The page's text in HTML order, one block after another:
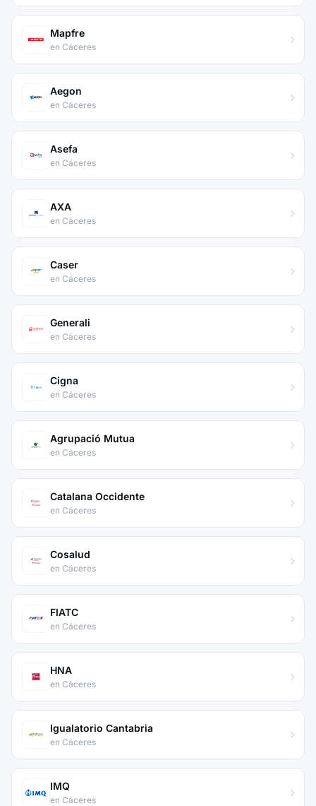
Mapfre
en Cáceres
Aegon
en Cáceres
Asefa
en Cáceres
AXA
en Cáceres
Caser
en Cáceres
Generali
en Cáceres
Cigna
en Cáceres
Agrupació Mutua
en Cáceres
Catalana Occidente
en Cáceres
Cosalud
en Cáceres
FIATC
en Cáceres
HNA
en Cáceres
Igualatorio Cantabria
en Cáceres
IMQ
en Cáceres